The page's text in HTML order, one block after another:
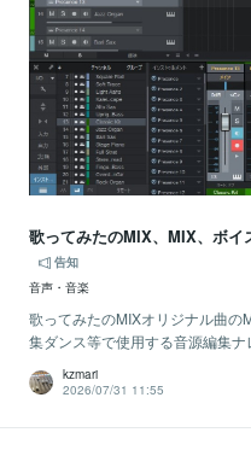
歌ってみたのMIX、MIX、ボイ
告知
音声・音楽
歌ってみたのMIXオリジナル曲の
集ダンス等で使用する音源編集
kzmari
2026/07/31 11:55